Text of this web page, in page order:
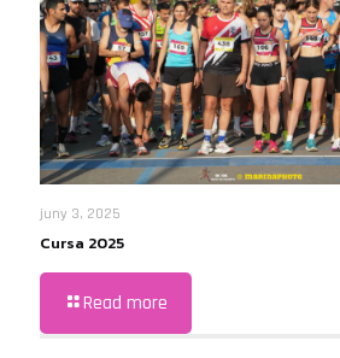
juny 3, 2025
Cursa 2025
Read more